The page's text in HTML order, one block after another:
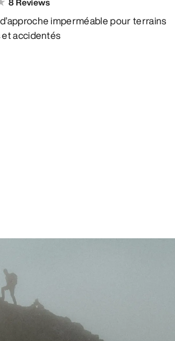
5 stars
imperméable pour terrains
accidentés